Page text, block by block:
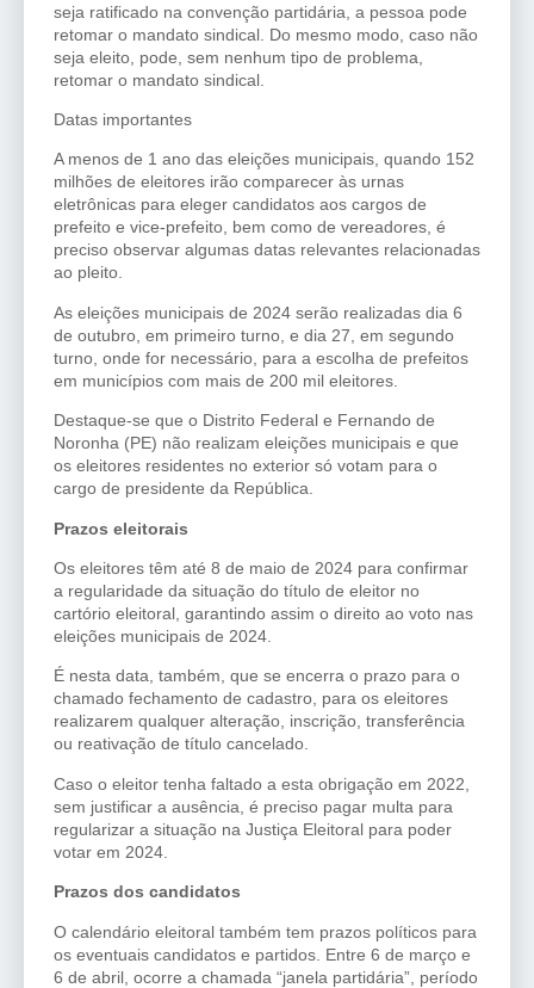
seja ratificado na convenção partidária, a pessoa pode
retomar o mandato sindical. Do mesmo modo, caso não
seja eleito, pode, sem nenhum tipo de problema,
retomar o mandato sindical.
Datas importantes
A menos de 1 ano das eleições municipais, quando 152
milhões de eleitores irão comparecer às urnas
eletrônicas para eleger candidatos aos cargos de
prefeito e vice-prefeito, bem como de vereadores, é
preciso observar algumas datas relevantes relacionadas
ao pleito.
As eleições municipais de 2024 serão realizadas dia 6
de outubro, em primeiro turno, e dia 27, em segundo
turno, onde for necessário, para a escolha de prefeitos
em municípios com mais de 200 mil eleitores.
Destaque-se que o Distrito Federal e Fernando de
Noronha (PE) não realizam eleições municipais e que
os eleitores residentes no exterior só votam para o
cargo de presidente da República.
Prazos eleitorais
Os eleitores têm até 8 de maio de 2024 para confirmar
a regularidade da situação do título de eleitor no
cartório eleitoral, garantindo assim o direito ao voto nas
eleições municipais de 2024.
É nesta data, também, que se encerra o prazo para o
chamado fechamento de cadastro, para os eleitores
realizarem qualquer alteração, inscrição, transferência
ou reativação de título cancelado.
Caso o eleitor tenha faltado a esta obrigação em 2022,
sem justificar a ausência, é preciso pagar multa para
regularizar a situação na Justiça Eleitoral para poder
votar em 2024.
Prazos dos candidatos
O calendário eleitoral também tem prazos políticos para
os eventuais candidatos e partidos. Entre 6 de março e
6 de abril, ocorre a chamada “janela partidária”, período